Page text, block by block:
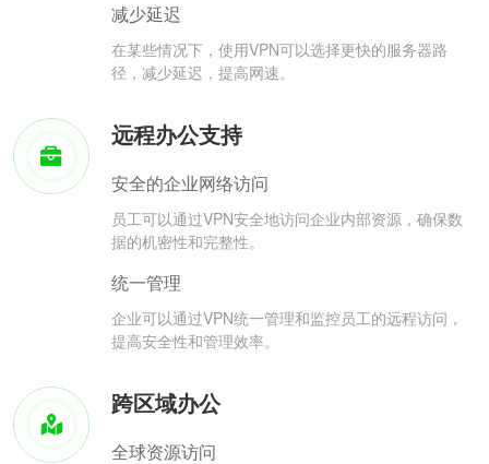
减少延迟
在某些情况下，使用VPN可以选择更快的服务器路
径，减少延迟，提高网速。
远程办公支持
安全的企业网络访问
员工可以通过VPN安全地访问企业内部资源，确保数
据的机密性和完整性。
统一管理
企业可以通过VPN统一管理和监控员工的远程访问，
提高安全性和管理效率。
跨区域办公
全球资源访问